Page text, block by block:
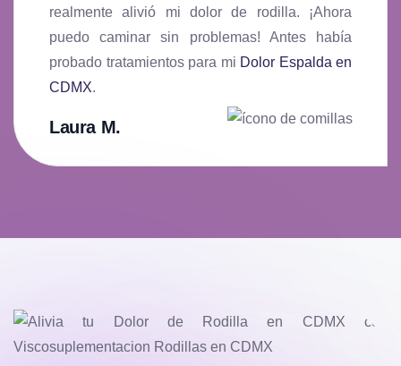
realmente alivió mi dolor de rodilla. ¡Ahora
puedo caminar sin problemas! Antes había
probado tratamientos para mi Dolor Espalda en
CDMX.
Laura M.